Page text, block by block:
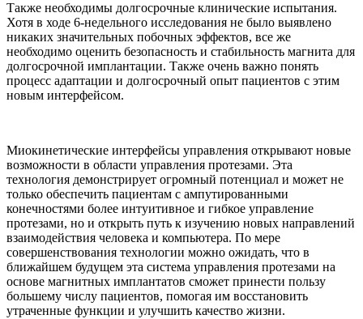
Также необходимы долгосрочные клинические испытания.
Хотя в ходе 6-недельного исследования не было выявлено
никаких значительных побочных эффектов, все же
необходимо оценить безопасность и стабильность магнита для
долгосрочной имплантации. Также очень важно понять
процесс адаптации и долгосрочный опыт пациентов с этим
новым интерфейсом.
Миокинетические интерфейсы управления открывают новые
возможности в области управления протезами. Эта
технология демонстрирует огромный потенциал и может не
только обеспечить пациентам с ампутированными
конечностями более интуитивное и гибкое управление
протезами, но и открыть путь к изучению новых направлений
взаимодействия человека и компьютера. По мере
совершенствования технологии можно ожидать, что в
ближайшем будущем эта система управления протезами на
основе магнитных имплантатов сможет принести пользу
большему числу пациентов, помогая им восстановить
утраченные функции и улучшить качество жизни.